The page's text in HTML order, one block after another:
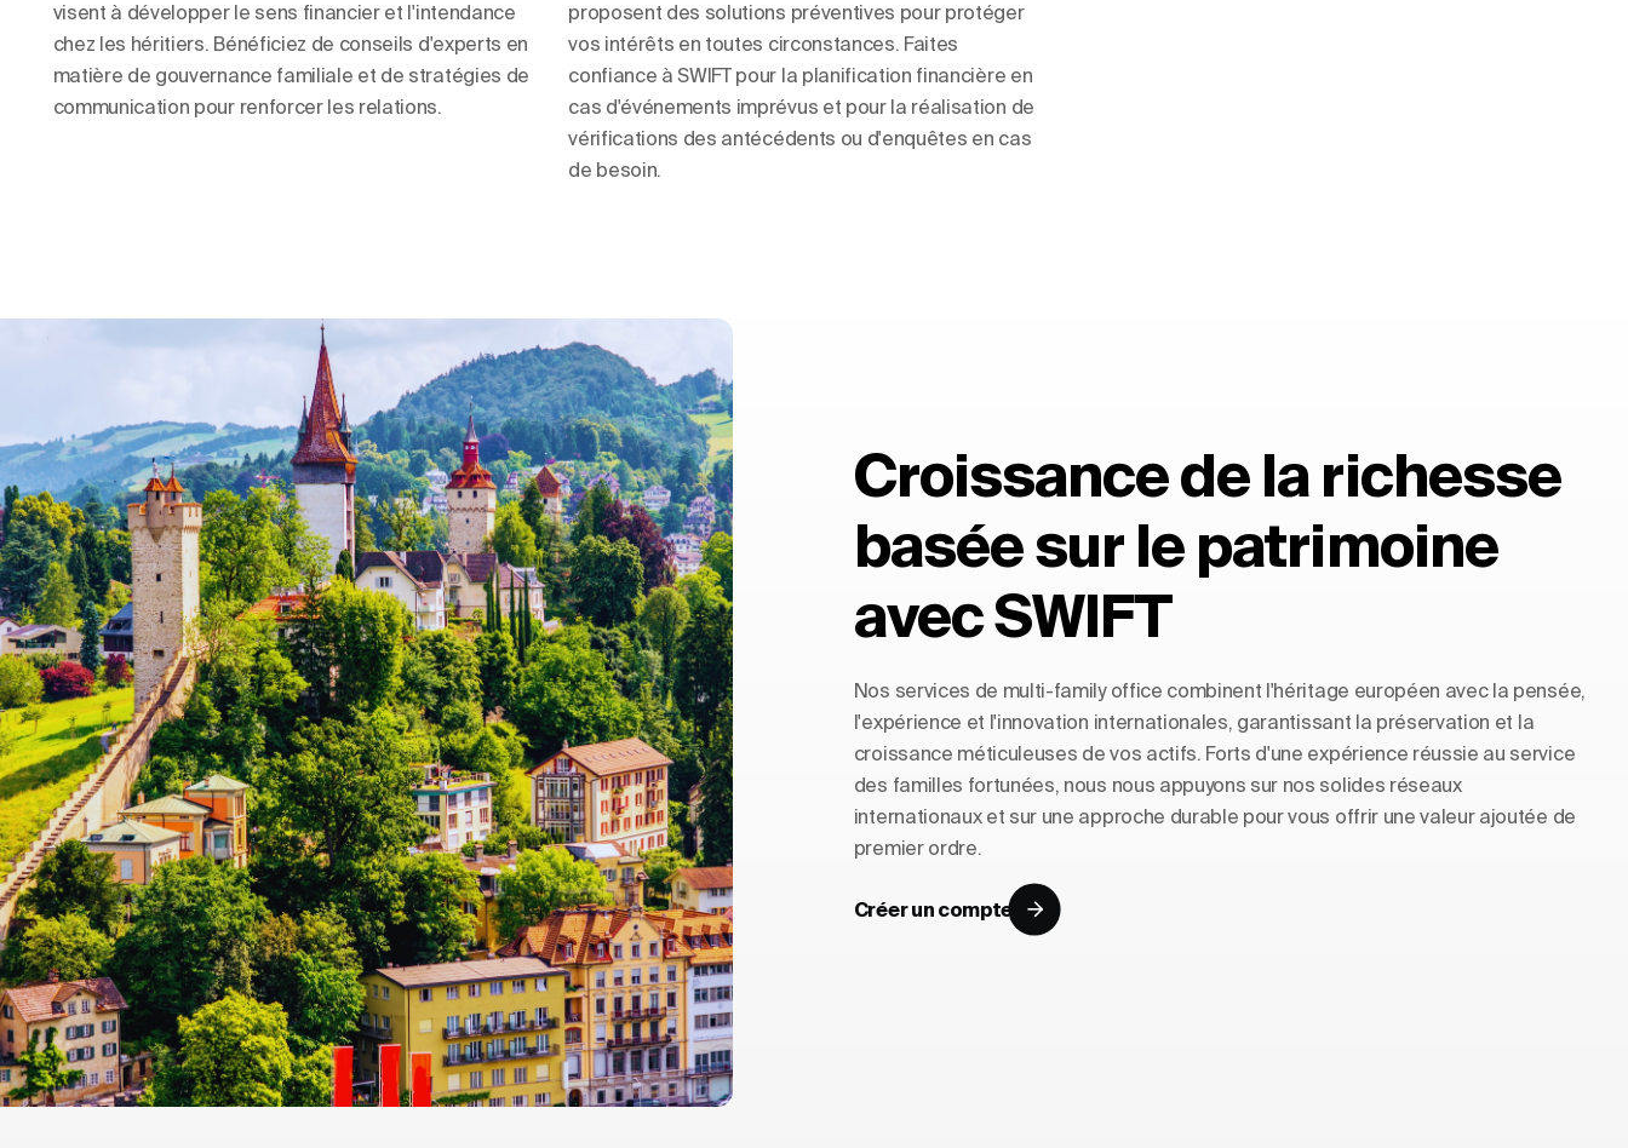
visent à développer le sens financier et l'intendance
chez les héritiers. Bénéficiez de conseils d'experts en
matière de gouvernance familiale et de stratégies de
communication pour renforcer les relations.
proposent des solutions préventives pour protéger
vos intérêts en toutes circonstances. Faites
confiance à SWIFT pour la planification financière en
cas d'événements imprévus et pour la réalisation de
vérifications des antécédents ou d'enquêtes en cas
de besoin.
Croissance de la richesse
basée sur le patrimoine
avec SWIFT
Nos services de multi-family office combinent l'héritage européen avec la pensée,
l'expérience et l'innovation internationales, garantissant la préservation et la
croissance méticuleuses de vos actifs. Forts d'une expérience réussie au service
des familles fortunées, nous nous appuyons sur nos solides réseaux
internationaux et sur une approche durable pour vous offrir une valeur ajoutée de
premier ordre.
Créer un compte